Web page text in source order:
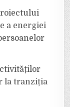
a energiei
la tranziția